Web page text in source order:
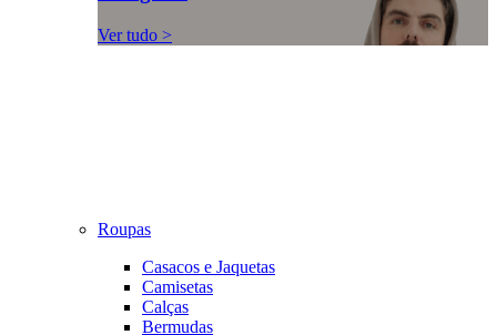
Ver tudo >
Roupas
Casacos e Jaquetas
Camisetas
Calças
Bermudas